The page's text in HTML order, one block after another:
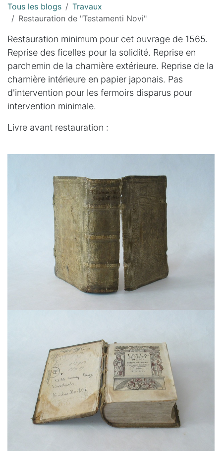
Tous les blogs
Travaux
Restauration de "Testamenti Novi"
Restauration minimum pour cet ouvrage de 1565.
Reprise des ficelles pour la solidité. Reprise en
parchemin de la charnière extérieure. Reprise de la
charnière intérieure en papier japonais. Pas
d'intervention pour les fermoirs disparus pour
intervention minimale.
Livre avant restauration :